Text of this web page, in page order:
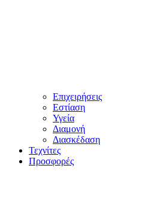
Επιχειρήσεις
Εστίαση
Υγεία
Διαμονή
Διασκέδαση
Τεχνίτες
Προσφορές